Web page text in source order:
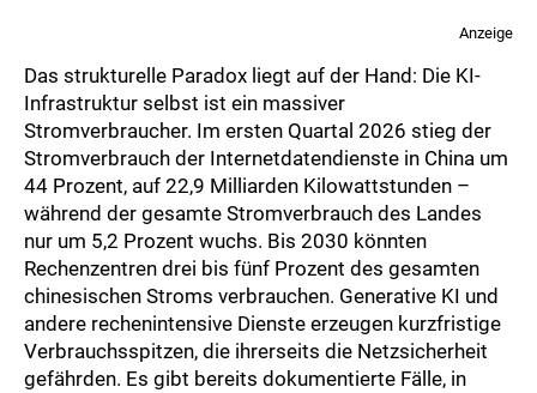
Anzeige
Das strukturelle Paradox liegt auf der Hand: Die KI-
Infrastruktur selbst ist ein massiver
Stromverbraucher. Im ersten Quartal 2026 stieg der
Stromverbrauch der Internetdatendienste in China um
44 Prozent, auf 22,9 Milliarden Kilowattstunden –
während der gesamte Stromverbrauch des Landes
nur um 5,2 Prozent wuchs. Bis 2030 könnten
Rechenzentren drei bis fünf Prozent des gesamten
chinesischen Stroms verbrauchen. Generative KI und
andere rechenintensive Dienste erzeugen kurzfristige
Verbrauchsspitzen, die ihrerseits die Netzsicherheit
gefährden. Es gibt bereits dokumentierte Fälle, in